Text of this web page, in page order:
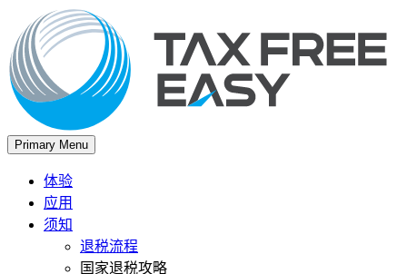
Primary Menu
体验
应用
须知
退税流程
国家退税攻略